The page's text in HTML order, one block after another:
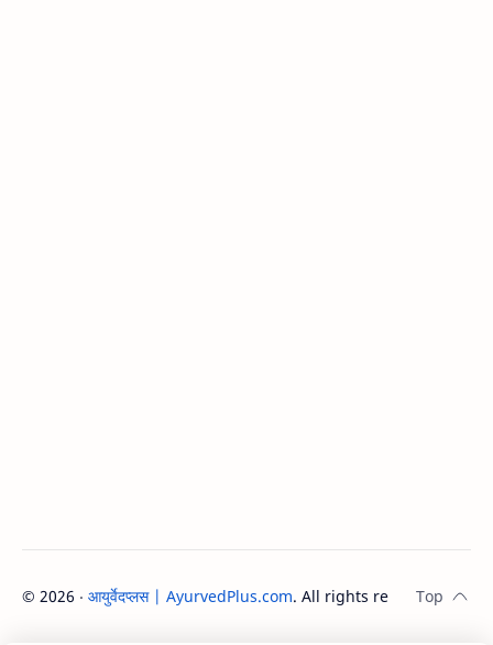
© 2026 ‧ आयुर्वेदप्लस | AyurvedPlus.com. All rights reserved.